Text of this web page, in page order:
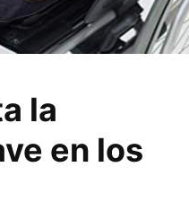
la
en los